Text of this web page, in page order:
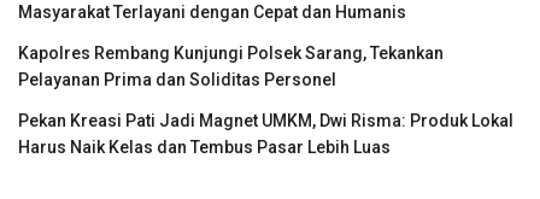
Masyarakat Terlayani dengan Cepat dan Humanis
Kapolres Rembang Kunjungi Polsek Sarang, Tekankan
Pelayanan Prima dan Soliditas Personel
Pekan Kreasi Pati Jadi Magnet UMKM, Dwi Risma: Produk Lokal
Harus Naik Kelas dan Tembus Pasar Lebih Luas